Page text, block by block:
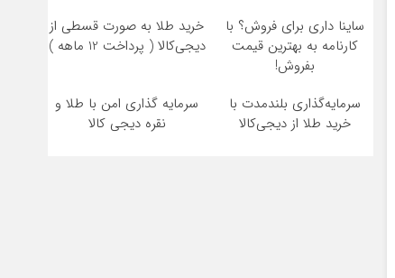
ساینا داری برای فروش؟ با
کارنامه به بهترین قیمت
بفروش!
خرید طلا به صورت قسطی از
دیجی‌کالا ( پرداخت 12 ماهه )
سرمایه‌گذاری بلندمدت با
خرید طلا از دیجی‌کالا
سرمایه گذاری امن با طلا و
نقره دیجی کالا